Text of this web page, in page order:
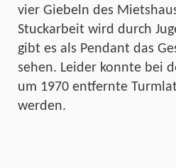
vier Giebeln des
Stuckarbeit wird durch
gibt es als Pendant das
sehen. Leider konnte bei
um 1970 entfernte
werden.